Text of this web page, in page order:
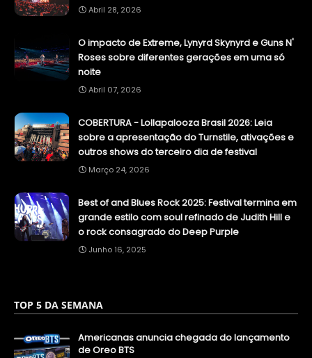
Abril 28, 2026
O impacto de Extreme, Lynyrd Skynyrd e Guns N'
Roses sobre diferentes gerações em uma só
noite
Abril 07, 2026
COBERTURA - Lollapalooza Brasil 2026: Leia
sobre a apresentação do Turnstile, ativações e
outros shows do terceiro dia de festival
Março 24, 2026
Best of and Blues Rock 2025: Festival termina em
grande estilo com soul refinado de Judith Hill e
o rock consagrado do Deep Purple
Junho 16, 2025
TOP 5 DA SEMANA
Americanas anuncia chegada do lançamento
de Oreo BTS